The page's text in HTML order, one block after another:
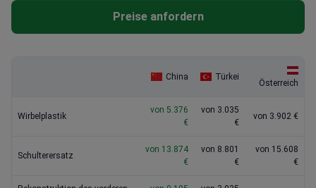
Preise anfordern
China Türkei
Österreich
Wirbelplastik
von 5.376
€
von 3.035
€
von 3.902 €
Schulterersatz
von 13.874
€
von 8.801
€
von 15.608
€